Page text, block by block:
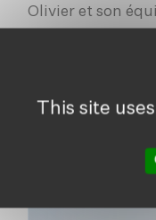
Olivier et son
This site